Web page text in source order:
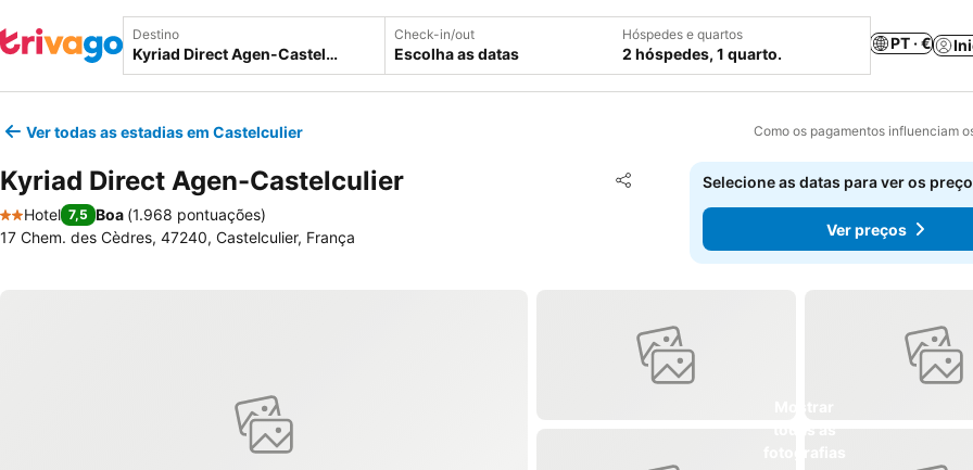
Destino Check-in/out
Escolha as datas
Hóspedes e quartos
2 hóspedes, 1 quarto.
PT · €
Ver todas as estadias em Castelculier Como os pagamentos influenciam
Kyriad Direct Agen-Castelculier Partilhar
Adicionar aos favoritos
2 Estrelas
Hotel 7,5 Boa (1.968 pontuações)
17 Chem. des Cèdres, 47240, Castelculier, França
Selecione as datas para ver os
Ver preços